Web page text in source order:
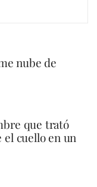
nube de
que trató
el cuello en un